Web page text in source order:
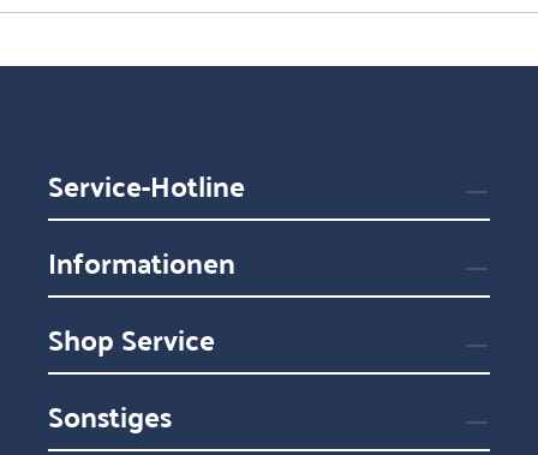
Service-Hotline
Informationen
Shop Service
Sonstiges